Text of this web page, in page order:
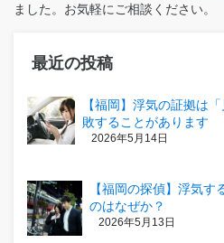
ました。お気軽にご相談ください。
最近の投稿
【福岡】浮気の証拠は
敗することがあります
2026年5月14日
【福岡の探偵】浮気す
のはなぜか？
2026年5月13日